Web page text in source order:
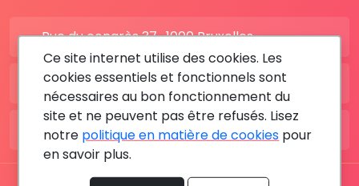
Rue du congrès 37 , 1000 Bruxelles
BE: +32 28080227
FR: +33 183642895
Ce site internet utilise des cookies. Les
cookies essentiels et fonctionnels sont
nécessaires au bon fonctionnement du
site et ne peuvent pas être refusés. Lisez
notre politique en matière de cookies pour
en savoir plus.